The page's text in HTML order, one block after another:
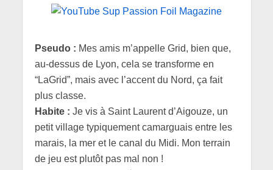
Pseudo : Mes amis m’appelle Grid, bien que,
au-dessus de Lyon, cela se transforme en
“LaGrid”, mais avec l’accent du Nord, ça fait
plus classe.
Habite : Je vis à Saint Laurent d’Aigouze, un
petit village typiquement camarguais entre les
marais, la mer et le canal du Midi. Mon terrain
de jeu est plutôt pas mal non !